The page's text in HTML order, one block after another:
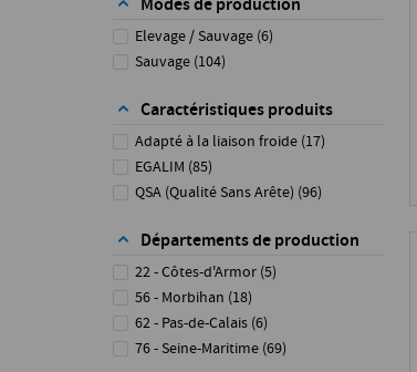
Modes de production
Elevage / Sauvage (6)
Sauvage (104)
Caractéristiques produits
Adapté à la liaison froide (17)
EGALIM (85)
QSA (Qualité Sans Arête) (96)
Départements de production
22 - Côtes-d'Armor (5)
56 - Morbihan (18)
62 - Pas-de-Calais (6)
76 - Seine-Maritime (69)